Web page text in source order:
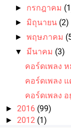
► กรกฎาคม
► มิถุนายน (2)
►พฤษภาคม
▼ มีนาคม (3)
คอร์ดเพลง
คอร์ดเพลง
คอร์ดเพลง
► 2016 (99)
► 2012 (1)